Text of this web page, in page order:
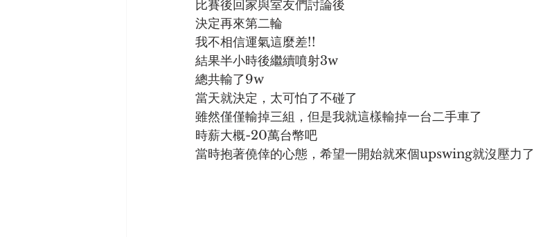
比賽後回家與室友們討論後
決定再來第二輪
我不相信運氣這麼差!!
結果半小時後繼續噴射3w
總共輸了9w
當天就決定，太可怕了不碰了
雖然僅僅輸掉三組，但是我就這樣輸掉一台二手車了
時薪大概-20萬台幣吧
當時抱著僥倖的心態，希望一開始就來個upswing就沒壓力了